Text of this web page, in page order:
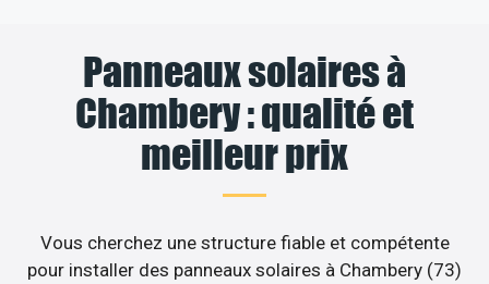
Panneaux solaires à
Chambery : qualité et
meilleur prix
Vous cherchez une structure fiable et compétente
pour installer des panneaux solaires à Chambery (73)